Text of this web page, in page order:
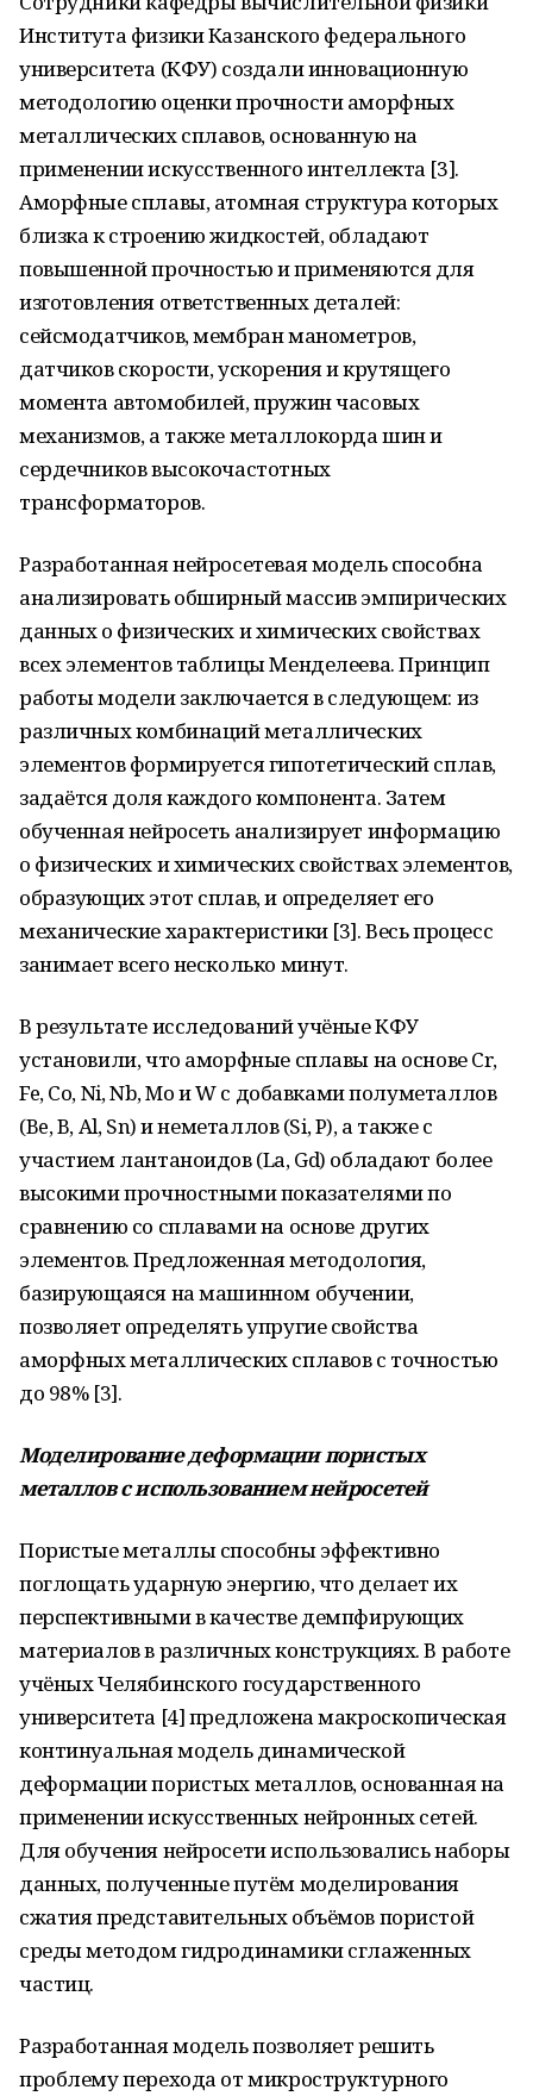
Института физики Казанского федерального
университета (КФУ) создали инновационную
методологию оценки прочности аморфных
металлических сплавов, основанную на
применении искусственного интеллекта [3].
Аморфные сплавы, атомная структура которых
близка к строению жидкостей, обладают
повышенной прочностью и применяются для
изготовления ответственных деталей:
сейсмодатчиков, мембран манометров,
датчиков скорости, ускорения и крутящего
момента автомобилей, пружин часовых
механизмов, а также металлокорда шин и
сердечников высокочастотных
трансформаторов.
Разработанная нейросетевая модель способна
анализировать обширный массив эмпирических
данных о физических и химических свойствах
всех элементов таблицы Менделеева. Принцип
работы модели заключается в следующем: из
различных комбинаций металлических
элементов формируется гипотетический сплав,
задаётся доля каждого компонента. Затем
обученная нейросеть анализирует информацию
о физических и химических свойствах элементов,
образующих этот сплав, и определяет его
механические характеристики [3]. Весь процесс
занимает всего несколько минут.
В результате исследований учёные КФУ
установили, что аморфные сплавы на основе Cr,
Fe, Co, Ni, Nb, Mo и W с добавками полуметаллов
(Be, B, Al, Sn) и неметаллов (Si, P), а также с
участием лантаноидов (La, Gd) обладают более
высокими прочностными показателями по
сравнению со сплавами на основе других
элементов. Предложенная методология,
базирующаяся на машинном обучении,
позволяет определять упругие свойства
аморфных металлических сплавов с точностью
до 98% [3].
Моделирование деформации пористых
металлов с использованием нейросетей
Пористые металлы способны эффективно
поглощать ударную энергию, что делает их
перспективными в качестве демпфирующих
материалов в различных конструкциях. В работе
учёных Челябинского государственного
университета [4] предложена макроскопическая
континуальная модель динамической
деформации пористых металлов, основанная на
применении искусственных нейронных сетей.
Для обучения нейросети использовались наборы
данных, полученные путём моделирования
сжатия представительных объёмов пористой
среды методом гидродинамики сглаженных
частиц.
Разработанная модель позволяет решить
проблему перехода от микроструктурного